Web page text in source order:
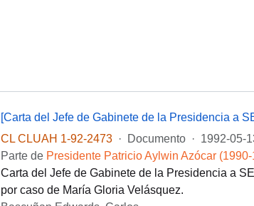
[Carta del Jefe de Gabinete de la Presidencia a
CL CLUAH 1-92-2473
· Documento · 1992-05-
Parte de Presidente Patricio Aylwin Azócar
Carta del Jefe de Gabinete de la Presidencia a
por caso de María Gloria Velásquez.